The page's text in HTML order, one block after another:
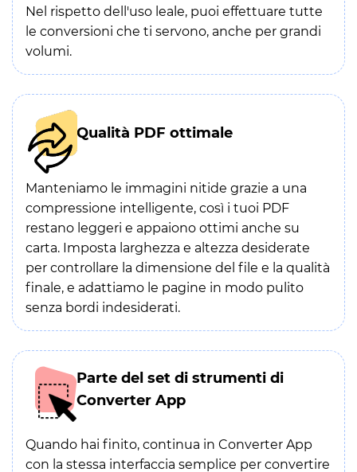
Nel rispetto dell'uso leale, puoi effettuare tutte
le conversioni che ti servono, anche per grandi
volumi.
Qualità PDF ottimale
Manteniamo le immagini nitide grazie a una
compressione intelligente, così i tuoi PDF
restano leggeri e appaiono ottimi anche su
carta. Imposta larghezza e altezza desiderate
per controllare la dimensione del file e la qualità
finale, e adattiamo le pagine in modo pulito
senza bordi indesiderati.
Parte del set di strumenti di
Converter App
Quando hai finito, continua in Converter App
con la stessa interfaccia semplice per convertire